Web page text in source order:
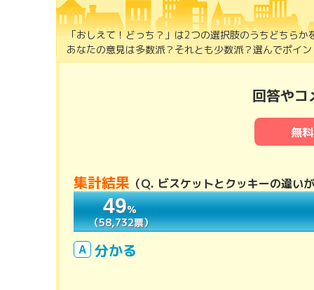
「おしえて！どっち？」は2つの選択肢のうちどちら
あなたの意見は多数派？それとも少数派？選んでポイ
回答やコ
無
集計結果 （Q. ビスケットとクッキーの違い
49％
（58,732票）
49％
（58,732票）
A 分かる